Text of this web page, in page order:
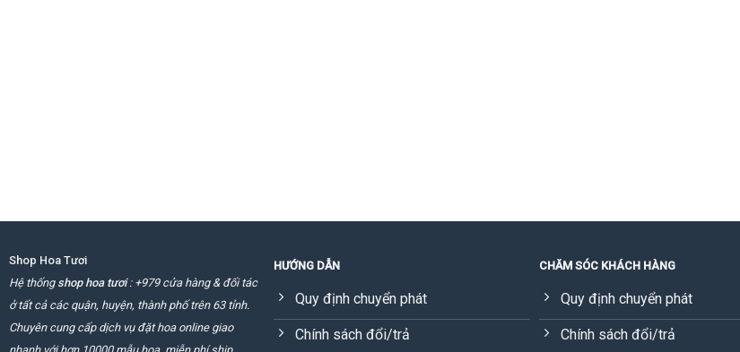
Shop Hoa Tươi
Hệ thống shop hoa tươi: +979 cửa hàng & đối tác
ở tất cả các quận, huyện, thành phố trên 63 tỉnh.
Chuyên cung cấp dịch vụ đặt hoa online giao
HƯỚNG DẪN
Quy định chuyển phát
Chính sách đổi/trả
CHĂM SÓC KHÁCH HÀNG
Quy định chuyển phát
Chính sách đổi/trả